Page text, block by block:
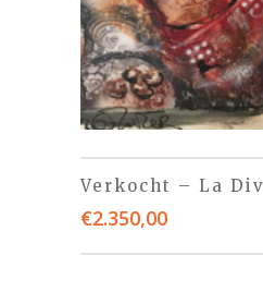
Verkocht – La
€2.350,00